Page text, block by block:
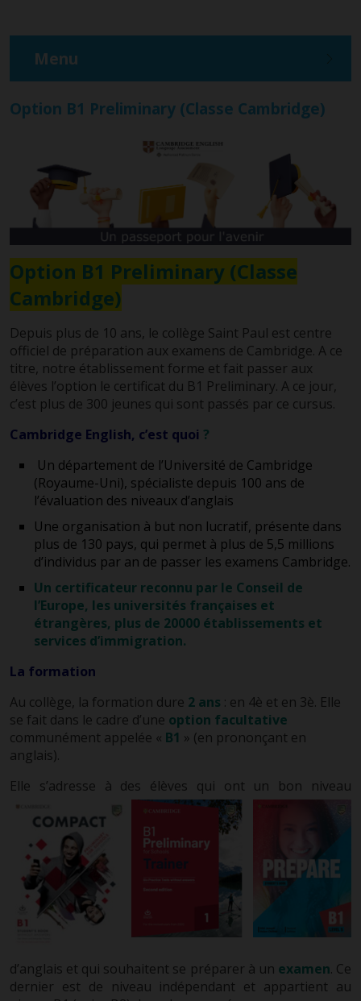
Menu
Option B1 Preliminary (Classe Cambridge)
Option B1 Preliminary (Classe
Cambridge)
Depuis plus de 10 ans, le collège Saint Paul est centre
officiel de préparation aux examens de Cambridge. A ce
titre, notre établissement forme et fait passer aux
élèves l’option le certificat du B1 Preliminary. A ce jour,
c’est plus de 300 jeunes qui sont passés par ce cursus.
Cambridge English, c’est quoi ?
Un département de l’Université de Cambridge
(Royaume-Uni), spécialiste depuis 100 ans de
l’évaluation des niveaux d’anglais
Une organisation à but non lucratif, présente dans
plus de 130 pays, qui permet à plus de 5,5 millions
d’individus par an de passer les examens Cambridge.
Un certificateur reconnu par le Conseil de
l’Europe, les universités françaises et
étrangères, plus de 20000 établissements et
services d’immigration.
La formation
Au collège, la formation dure 2 ans : en 4è et en 3è. Elle
se fait dans le cadre d’une option facultative
communément appelée « B1 » (en prononçant en
anglais).
Elle s’adresse à des élèves qui ont un bon niveau
d’anglais et qui souhaitent se préparer à un examen. Ce
dernier est de niveau indépendant et appartient au